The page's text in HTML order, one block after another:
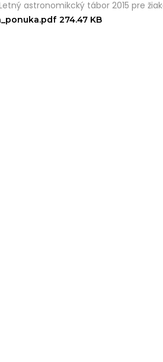
astronomikcký tábor 2015 pre
274.47 KB